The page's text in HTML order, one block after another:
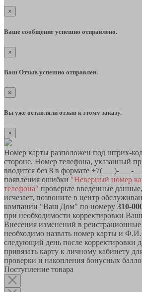
×
Ваше сообщение успешно отправлено.
×
Ваш Отзыв успешно отправлен.
×
Вы уже оставляли отзыв к этому заказу.
×
Номер карты разположен под штрих-
стороне. Номер телефона, указанный
вводится без 8 в формате +7(___)-___-
появления ошибки "Неверный номер
телефона" проверьте введенные
исчезает, позвоните в центр
компании "Ваш Дом" по номеру 310-
при необходимости корректировки
Внесения изменений в
необходимо назвать номер карты и
следующий день после корректировки
привязать карту к личному кабинету
проверки и накопления бонусных
Поступление товара